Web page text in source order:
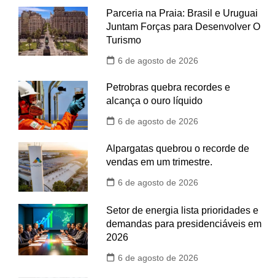
Parceria na Praia: Brasil e Uruguai
Juntam Forças para Desenvolver O
Turismo
6 de agosto de 2026
Petrobras quebra recordes e
alcança o ouro líquido
6 de agosto de 2026
Alpargatas quebrou o recorde de
vendas em um trimestre.
6 de agosto de 2026
Setor de energia lista prioridades e
demandas para presidenciáveis em
2026
6 de agosto de 2026